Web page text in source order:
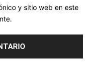
y sitio web en este